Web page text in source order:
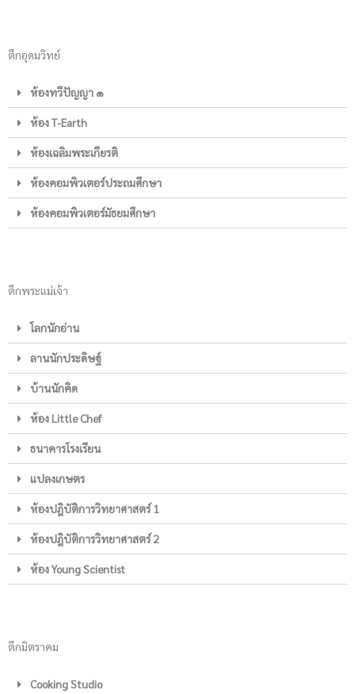
ตึกอุดมวิทย์
ห้องทวีปัญญา ๑
ห้อง T-Earth
ห้องเฉลิมพระเกียรติ
ห้องคอมพิวเตอร์ประถมศึกษา
ห้องคอมพิวเตอร์มัธยมศึกษา
ตึกพระแม่เจ้า
โลกนักอ่าน
ลานนักประดิษฐ์
บ้านนักคิด
ห้อง Little Chef
ธนาคารโรงเรียน
แปลงเกษตร
ห้องปฎิบัติการวิทยาศาสตร์ 1
ห้องปฎิบัติการวิทยาศาสตร์ 2
ห้อง Young Scientist
ตึกมิตราคม
Cooking Studio